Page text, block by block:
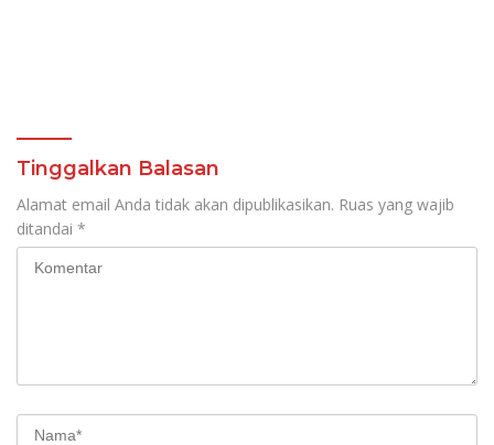
Tinggalkan Balasan
Alamat email Anda tidak akan dipublikasikan. Ruas yang wajib
ditandai *